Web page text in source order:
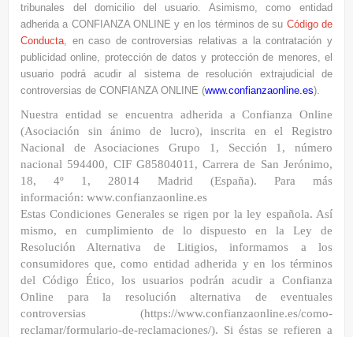
tribunales del domicilio del usuario. Asimismo, como entidad
adherida a CONFIANZA ONLINE y en los términos de su Código de
Conducta , en caso de controversias relativas a la contratación y
publicidad online, protección de datos y protección de menores, el
usuario podrá acudir al sistema de resolución extrajudicial de
controversias de CONFIANZA ONLINE (www.confianzaonline.es).
Nuestra entidad se encuentra adherida a Confianza Online
(Asociación sin ánimo de lucro), inscrita en el
Registro
Nacional de Asociaciones Grupo 1, Sección 1, número
nacional 594400, CIF G85804011, Carrera de San Jerónimo,
18, 4º 1, 28014 Madrid (España). Para más
información: www.confianzaonline.es
Estas Condiciones Generales se rigen por la ley española. Así
mismo, en cumplimiento de lo dispuesto en la Ley
de
Resolución Alternativa de Litigios, informamos a los
consumidores que, como entidad adherida y en los términos
del
Código Ético,
los usuarios podrán acudir a Confianza
Online para la resolución alternativa de
eventuales
controversias (https://www.confianzaonline.es/como-
reclamar/formulario-de-reclamaciones/). Si éstas se refieren a